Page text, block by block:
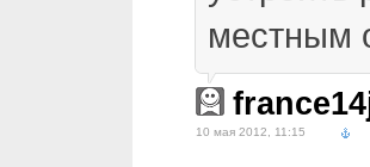
местным
10 мая 2012, 11:15